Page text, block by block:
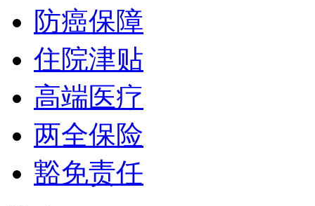
防癌保障
住院津贴
高端医疗
两全保险
豁免责任